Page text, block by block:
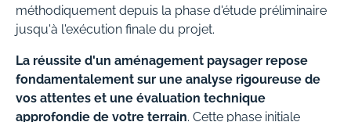
méthodiquement depuis la phase d'étude préliminaire
jusqu'à l'exécution finale du projet.
La réussite d'un aménagement paysager repose
fondamentalement sur une analyse rigoureuse de
vos attentes et une évaluation technique
approfondie de votre terrain. Cette phase initiale